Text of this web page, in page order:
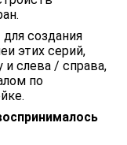
создания
этих серий,
слева / справа,
по